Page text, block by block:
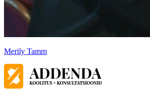
Merily Tamm